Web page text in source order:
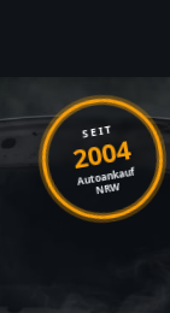
SEIT
2004
Autoankauf
NRW